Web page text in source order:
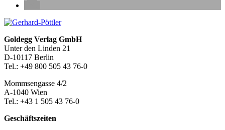
Seitenleiste
Footer-
Section
Goldegg Verlag GmbH
Unter den Linden 21
D-10117 Berlin
Tel.: +49 800 505 43 76-0
Mommsengasse 4/2
A-1040 Wien
Tel.: +43 1 505 43 76-0
Geschäftszeiten